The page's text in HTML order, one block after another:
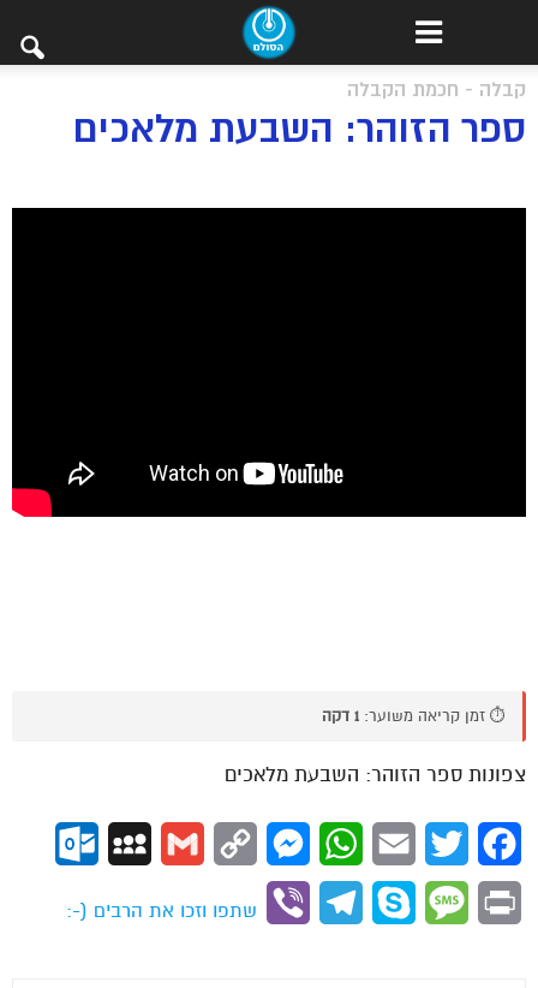
קבלה - חכמת הקבלה
ספר הזוהר: השבעת מלאכים
⏱️ זמן קריאה משוער: 1 דקה
צפונות ספר הזוהר: השבעת מלאכים
Facebook
Twitter
Email
WhatsApp
Messenger
Copy
Gmail
MySpace
Print
Message
Skype
Telegram
Viber
שתפו וזכו את הרבים (-: